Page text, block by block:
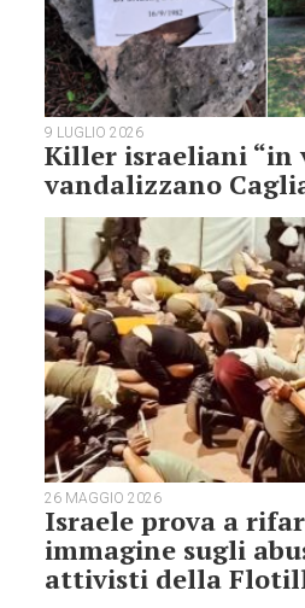
9 LUGLIO 2026
Killer israeliani “in
vandalizzano
26 MAGGIO 2026
Israele prova a
immagine sugli
attivisti della